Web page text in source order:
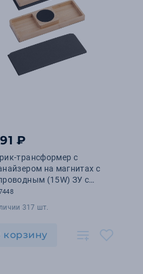
₽
трансформер с
на магнитах с
(15W) ЗУ с
логотипа
317 шт.
корзину